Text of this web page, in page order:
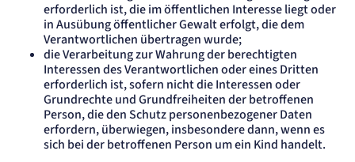
erforderlich ist, die im öffentlichen Interesse liegt oder
in Ausübung öffentlicher Gewalt erfolgt, die dem
Verantwortlichen übertragen wurde;
die Verarbeitung zur Wahrung der berechtigten
Interessen des Verantwortlichen oder eines Dritten
erforderlich ist, sofern nicht die Interessen oder
Grundrechte und Grundfreiheiten der betroffenen
Person, die den Schutz personenbezogener Daten
erfordern, überwiegen, insbesondere dann, wenn es
sich bei der betroffenen Person um ein Kind handelt.